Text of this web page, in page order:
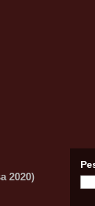
2020)